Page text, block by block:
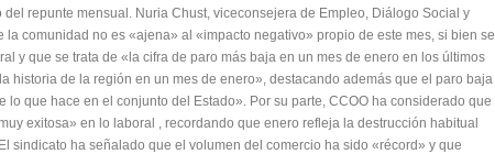
repunte mensual. Nuria Chust, viceconsejera de Empleo, Diálogo Social y
comunidad no es «ajena» al «impacto negativo» propio de este mes, si bien se
y que se trata de «la cifra de paro más baja en un mes de enero en los últimos
historia de la región en un mes de enero», destacando además que el paro baja
que hace en el conjunto del Estado». Por su parte, CCOO ha considerado que
exitosa» en lo laboral , recordando que enero refleja la destrucción habitual
sindicato ha señalado que el volumen del comercio ha sido «récord» y que